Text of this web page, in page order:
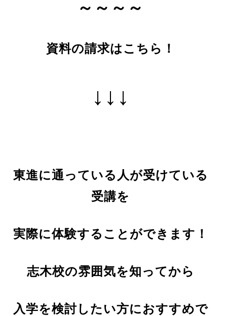
～～～～
資料の請求はこちら！
↓↓↓
東進に通っている人が受けている
受講を
実際に体験することができます！
志木校の雰囲気を知ってから
入学を検討したい方におすすめで